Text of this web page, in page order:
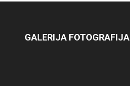
GALERIJA FOTOGRAFIJA